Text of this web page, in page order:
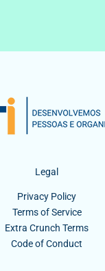
Legal
Privacy Policy
Terms of Service
Extra Crunch Terms
Code of Conduct